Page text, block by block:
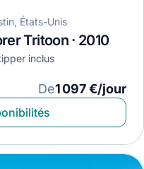
États-Unis
Tritoon · 2010
inclus
De1 097 €/jour